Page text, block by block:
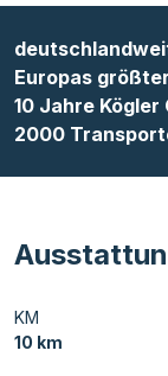
Europas
10 Jahre Kögler
2000
KM
10 km